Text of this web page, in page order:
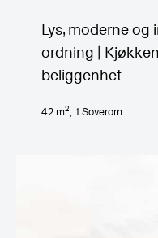
Lys, moderne
ordning |
beliggenhet
42m2, 1 Soverom